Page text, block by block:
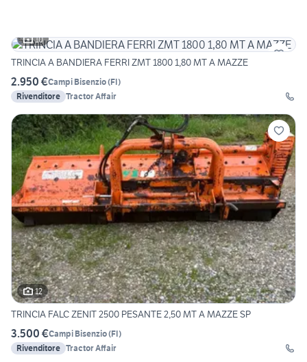
10
TRINCIA A BANDIERA FERRI ZMT 1800 1,80 MT A MAZZE
2.950 €Campi Bisenzio(FI)
Rivenditore Tractor Affair
12
TRINCIA FALC ZENIT 2500 PESANTE 2,50 MT A MAZZE SP
3.500 €Campi Bisenzio(FI)
Rivenditore Tractor Affair